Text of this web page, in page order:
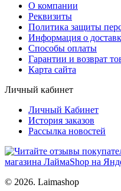
О компании
Реквизиты
Политика защиты
Информация о
Способы оплаты
Гарантии и возврат
Карта сайта
Личный кабинет
Личный Кабинет
История заказов
Рассылка новостей
© 2026. Laimashop